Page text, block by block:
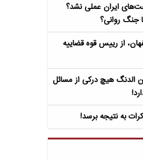
ایران عملی نشد؟
جنگ روانی؟
از رییس قوه قضاییه
الدنگ هیچ درکی از مسائل
به نتیجه برسد!